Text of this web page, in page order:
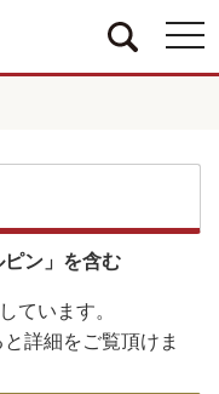
ン」を含む
ています。
詳細をご覧頂けま